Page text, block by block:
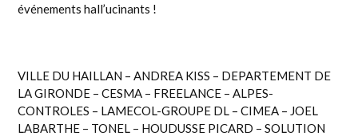
événements hall’ucinants !
VILLE DU HAILLAN – ANDREA KISS – DEPARTEMENT DE
LA GIRONDE –CESMA – FREELANCE –ALPES-
CONTROLES – LAMECOL-GROUPE DL – CIMEA – JOEL
LABARTHE – TONEL – HOUDUSSE PICARD –SOLUTION